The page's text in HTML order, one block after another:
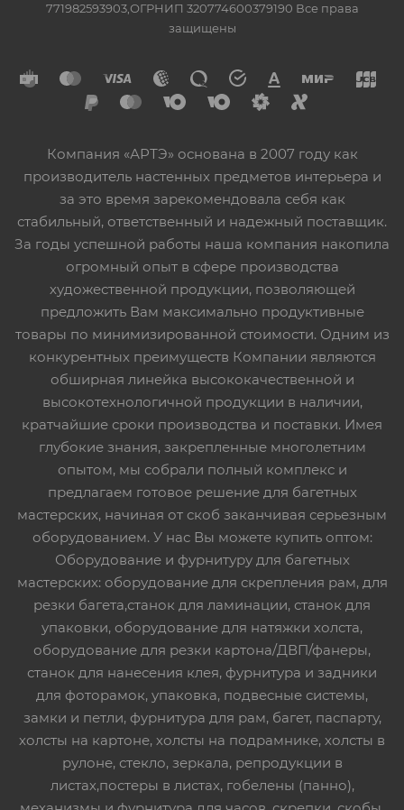
771982593903,ОГРНИП 320774600379190 Все права
защищены
Компания «АРТЭ» основана в 2007 году как
производитель настенных предметов интерьера и
за это время зарекомендовала себя как
стабильный, ответственный и надежный поставщик.
За годы успешной работы наша компания накопила
огромный опыт в сфере производства
художественной продукции, позволяющей
предложить Вам максимально продуктивные
товары по минимизированной стоимости. Одним из
конкурентных преимуществ Компании являются
обширная линейка высококачественной и
высокотехнологичной продукции в наличии,
кратчайшие сроки производства и поставки. Имея
глубокие знания, закрепленные многолетним
опытом, мы собрали полный комплекс и
предлагаем готовое решение для багетных
мастерских, начиная от скоб заканчивая серьезным
оборудованием. У нас Вы можете купить оптом:
Оборудование и фурнитуру для багетных
мастерских: оборудование для скрепления рам, для
резки багета,станок для ламинации, станок для
упаковки, оборудование для натяжки холста,
оборудование для резки картона/ДВП/фанеры,
станок для нанесения клея, фурнитура и задники
для фоторамок, упаковка, подвесные системы,
замки и петли, фурнитура для рам, багет, паспарту,
холсты на картоне, холсты на подрамнике, холсты в
рулоне, стекло, зеркала, репродукции в
листах,постеры в листах, гобелены (панно),